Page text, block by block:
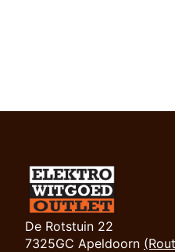
De Rotstuin 22
7325GC Apeldoorn